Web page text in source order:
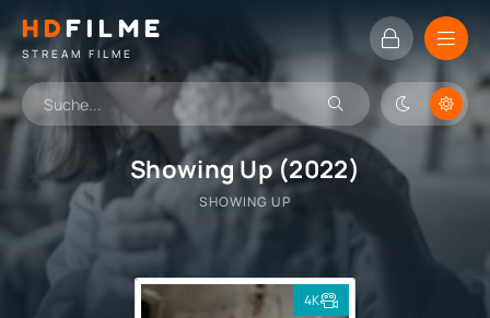
HDFILME
STREAM FILME
Showing Up (2022)
SHOWING UP
4K